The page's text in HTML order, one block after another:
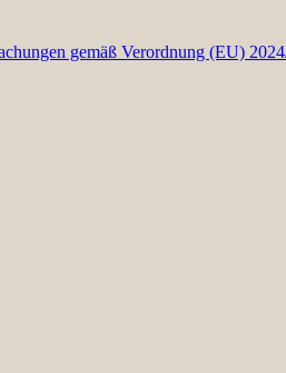
gemäß Verordnung (EU)